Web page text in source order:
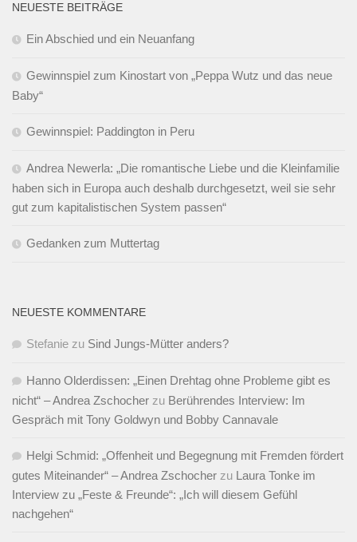
NEUESTE BEITRÄGE
Ein Abschied und ein Neuanfang
Gewinnspiel zum Kinostart von „Peppa Wutz und das neue
Baby“
Gewinnspiel: Paddington in Peru
Andrea Newerla: „Die romantische Liebe und die Kleinfamilie
haben sich in Europa auch deshalb durchgesetzt, weil sie sehr
gut zum kapitalistischen System passen“
Gedanken zum Muttertag
NEUESTE KOMMENTARE
Stefanie zu Sind Jungs-Mütter anders?
Hanno Olderdissen: „Einen Drehtag ohne Probleme gibt es
nicht“ – Andrea Zschocher zu Berührendes Interview: Im
Gespräch mit Tony Goldwyn und Bobby Cannavale
Helgi Schmid: „Offenheit und Begegnung mit Fremden fördert
gutes Miteinander“ – Andrea Zschocher zu Laura Tonke im
Interview zu „Feste & Freunde“: „Ich will diesem Gefühl
nachgehen“